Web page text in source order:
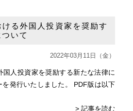
る外国人投資家を奨励す
いて
2022年03月11日（金）
国人投資家を奨励する新たな法律に
発行いたしました。 PDF版は以下
> 記事を読む